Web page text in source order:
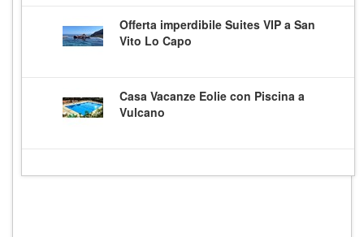
Offerta imperdibile Suites VIP a San
Vito Lo Capo
Casa Vacanze Eolie con Piscina a
Vulcano